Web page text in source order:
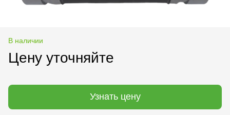
В наличии
Цену уточняйте
Узнать цену